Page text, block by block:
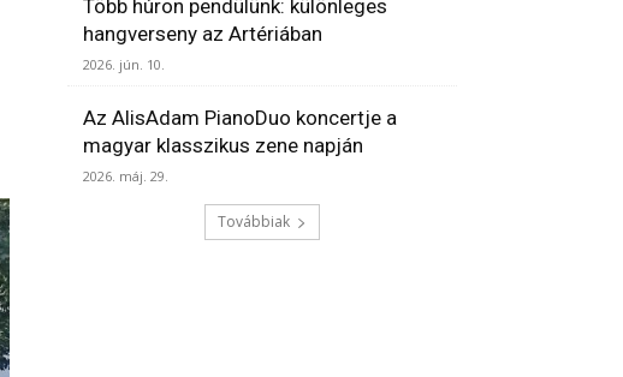
Több húron pendülünk: különleges
hangverseny az Artériában
2026. jún. 10.
Az AlisAdam PianoDuo koncertje a
magyar klasszikus zene napján
2026. máj. 29.
Továbbiak